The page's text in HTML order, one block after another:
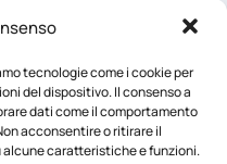
tecnologie come i cookie per
del dispositivo. Il consenso a
dati come il comportamento
acconsentire o ritirare il
caratteristiche e funzioni.
in un
eLife.